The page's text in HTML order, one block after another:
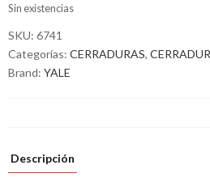
Sin existencias
SKU: 6741
Categorías: CERRADURAS,
Brand: YALE
Descripción